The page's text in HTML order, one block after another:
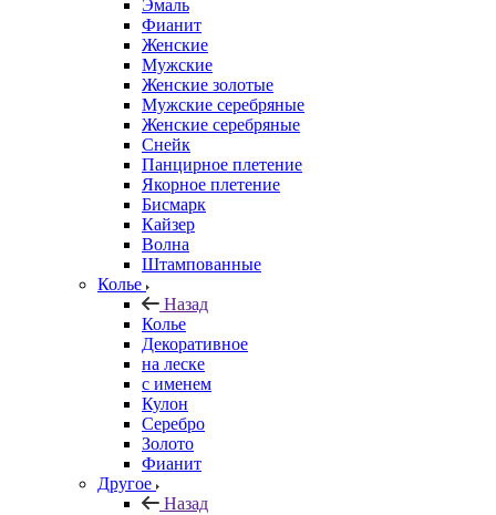
Эмаль
Фианит
Женские
Мужские
Женские золотые
Мужские серебряные
Женские серебряные
Снейк
Панцирное плетение
Якорное плетение
Бисмарк
Кайзер
Волна
Штампованные
Колье
Назад
Колье
Декоративное
на леске
с именем
Кулон
Серебро
Золото
Фианит
Другое
Назад